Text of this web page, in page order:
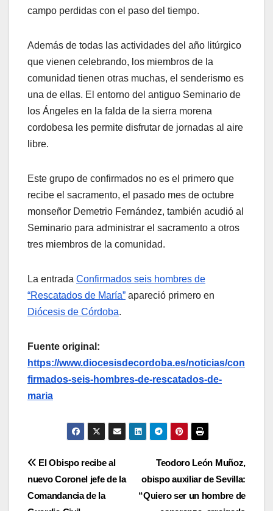
campo perdidas con el paso del tiempo.
Además de todas las actividades del año litúrgico
que vienen celebrando, los miembros de la
comunidad tienen otras muchas, el senderismo es
una de ellas. El entorno del antiguo Seminario de
los Ángeles en la falda de la sierra morena
cordobesa les permite disfrutar de jornadas al aire
libre.
Este grupo de confirmados no es el primero que
recibe el sacramento, el pasado mes de octubre
monseñor Demetrio Fernández, también acudió al
Seminario para administrar el sacramento a otros
tres miembros de la comunidad.
La entrada Confirmados seis hombres de
“Rescatados de María” apareció primero en
Diócesis de Córdoba.
Fuente original:
https://www.diocesisdecordoba.es/noticias/con
firmados-seis-hombres-de-rescatados-de-
maria
Navegación
de
Teodoro León Muñoz,
obispo auxiliar de Sevilla:
“Quiero ser un hombre de
El Obispo recibe al
nuevo Coronel jefe de la
Comandancia de la